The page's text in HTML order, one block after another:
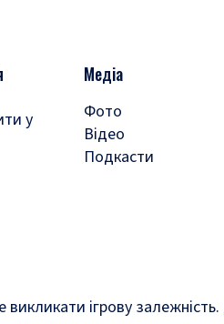
у
Медіа
Фото
Відео
Подкасти
ігрову